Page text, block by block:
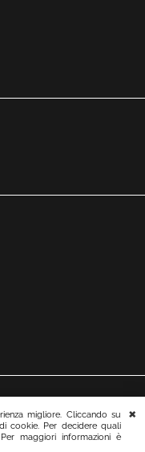
migliore. Cliccando su
cookie. Per decidere quali
maggiori informazioni è